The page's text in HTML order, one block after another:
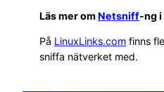
Läs mer omNetsniff-ng i
På LinuxLinks.com finns
sniffa nätverket med.